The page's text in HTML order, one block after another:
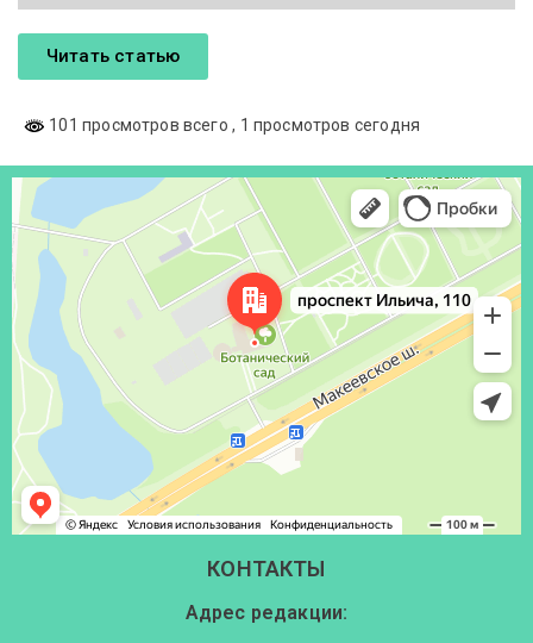
Читать статью
101 просмотров всего, 1 просмотров сегодня
Донецк
Проспект Ильича, 110 — Яндекс Карты
КОНТАКТЫ
Адрес редакции: